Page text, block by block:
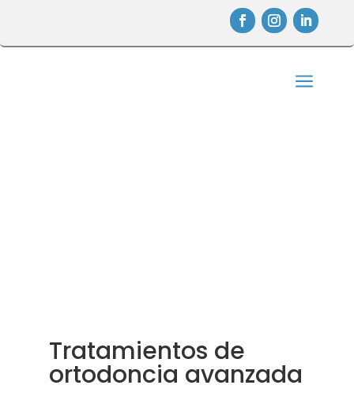
a
Tratamientos de
ortodoncia avanzada